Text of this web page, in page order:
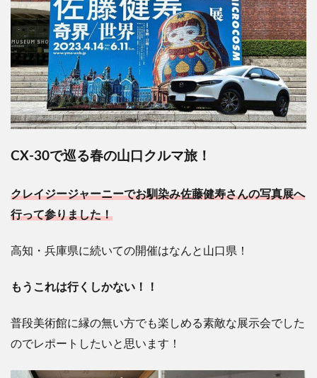
CX-30で巡る春の山口クルマ旅！
クレイジージャーニーでお馴染み佐藤健寿さんの写真展へ
行って参りました！
高知・兵庫県に続いての開催はなんと山口県！
もうこれは行くしかない！！
普段美術館に縁の無い方でも楽しめる素敵な展示会でした
のでレポートしたいと思います！